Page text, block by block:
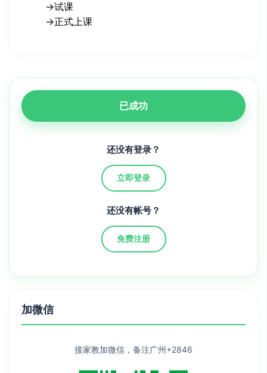
→试课
→正式上课
已成功
还没有登录？
立即登录
还没有帐号？
免费注册
加微信
接家教加微信，备注广州+2846